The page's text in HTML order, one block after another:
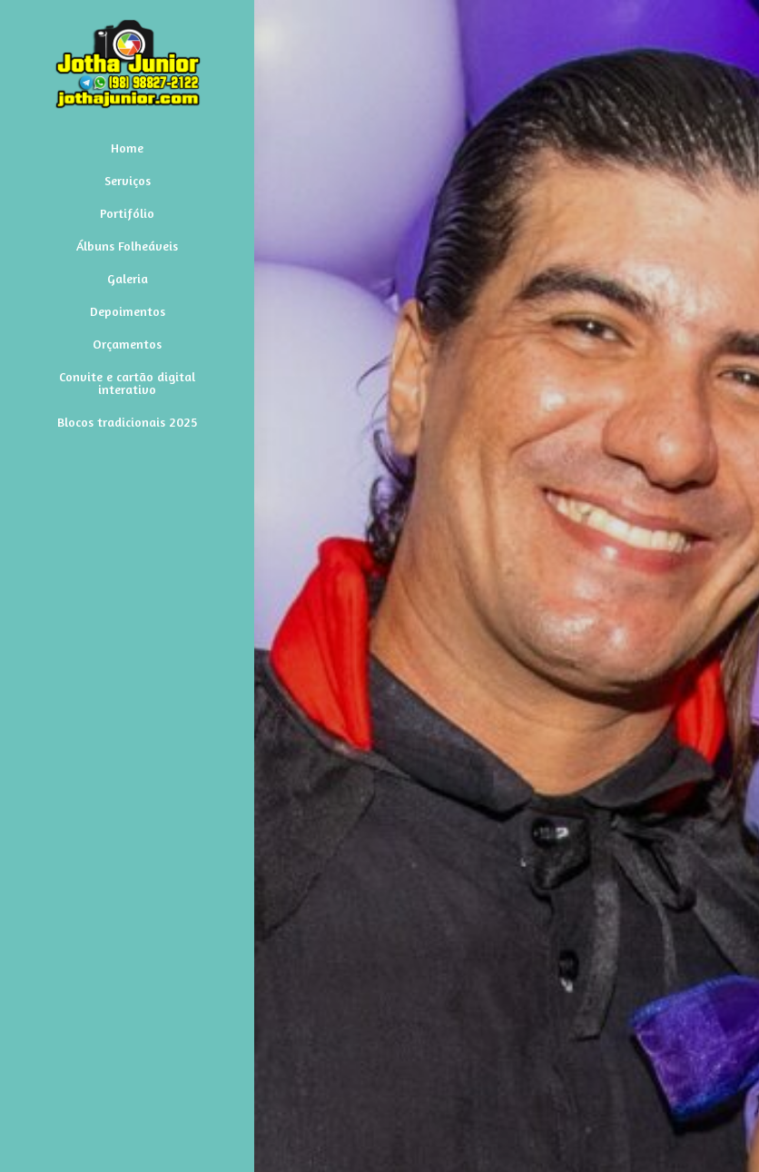
Home
Serviços
Portifólio
Álbuns Folheáveis
Galeria
Depoimentos
Orçamentos
Convite e cartão digital
interativo
Blocos tradicionais 2025